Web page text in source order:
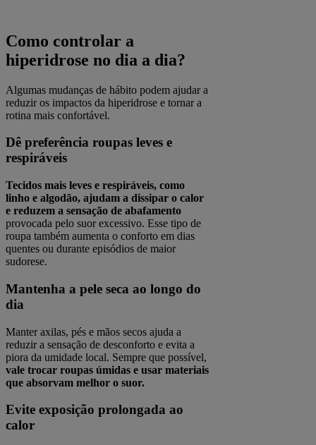
Como controlar a
hiperidrose no dia a dia?
Algumas mudanças de hábito podem ajudar a
reduzir os impactos da hiperidrose e tornar a
rotina mais confortável.
Dê preferência roupas leves e
respiráveis
Tecidos mais leves e respiráveis, como
linho e algodão, ajudam a dissipar o calor
e reduzem a sensação de abafamento
provocada pelo suor excessivo. Esse tipo de
roupa também aumenta o conforto em dias
quentes ou durante episódios de maior
sudorese.
Mantenha a pele seca ao longo do
dia
Manter axilas, pés e mãos secos ajuda a
reduzir a sensação de desconforto e evita a
piora da umidade local. Sempre que possível,
vale trocar roupas úmidas e usar materiais
que absorvam melhor o suor.
Evite exposição prolongada ao
calor